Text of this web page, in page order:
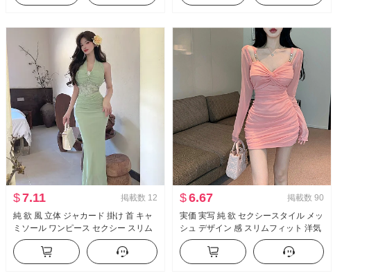
$7.11 掲載数 12
純 欲 風 立体 ジャカード 掛け 首 キャ
ミソール ワンピース セクシー スリム
フィット セクシースタイル タイトス
カート ロングスカート
$6.67 掲載数 90
実価 実写 純 欲 セクシースタイル メッ
シュ デザイン 感 スリムフィット 洋気
小柄 Vネック 結び目 ウエストシェイ
プ タイトスカート